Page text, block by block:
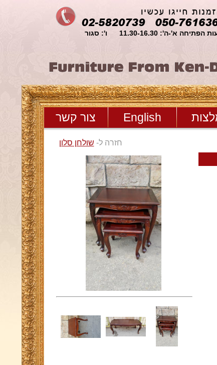
הפתיחה א'-ה': 11.30-16.30 ו': סגור
English צור קשר
חזרה ל- שולחן סלון